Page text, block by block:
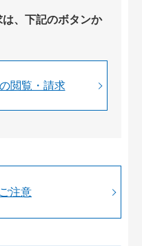
、下記のボタンか
閲覧・請求
注意